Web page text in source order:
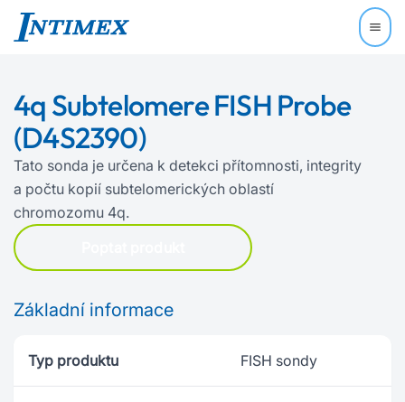
4q Subtelomere FISH Probe
(D4S2390)
Tato sonda je určena k detekci přítomnosti, integrity
a počtu kopií subtelomerických oblastí
chromozomu 4q.
Základní informace
Typ produktu FISH sondy